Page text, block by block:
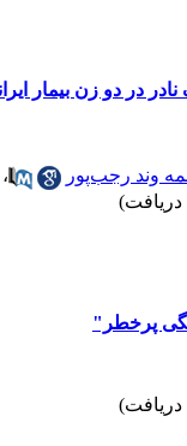
نادر در دو زن بیمار
وند رجب‌پور ،
پرخطر"